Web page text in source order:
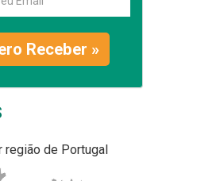
Receber »
região de Portugal